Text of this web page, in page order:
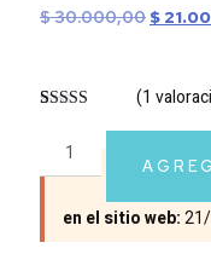
$30.000,00 $
basado en
puntuación
(1
en el sitio web: